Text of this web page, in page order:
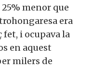
menor que
era
fet, i ocupava la
en aquest
milers de